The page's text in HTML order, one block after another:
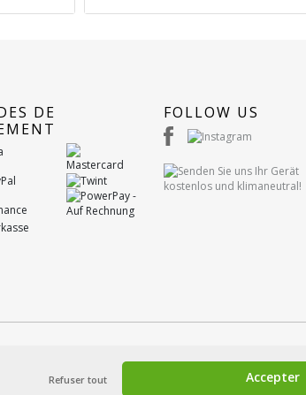
Refuser tout Accepter
DE
FOLLOW US
les